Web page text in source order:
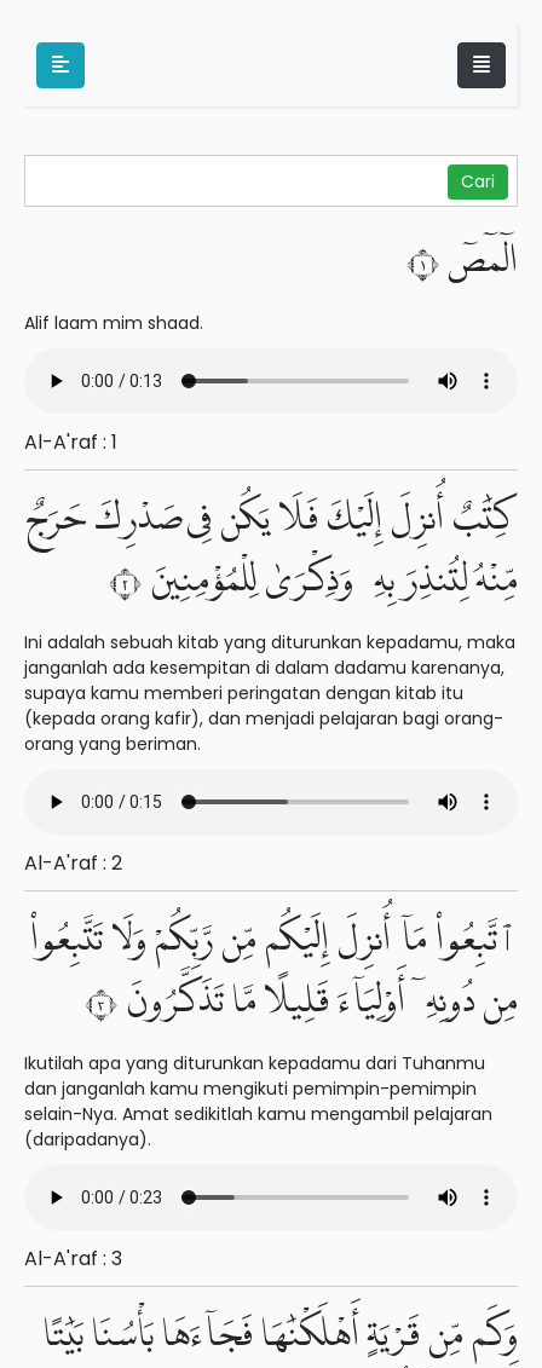
الٓمٓصٓ ١
Alif laam mim shaad.
Al-A'raf : 1
كِتَٰبٌ أُنزِلَ إِلَيْكَ فَلَا يَكُن فِى صَدْرِكَ حَرَجٌ
مِّنْهُ لِتُنذِرَ بِهِۦ وَذِكْرَىٰ لِلْمُؤْمِنِينَ ٢
Ini adalah sebuah kitab yang diturunkan kepadamu, maka
janganlah ada kesempitan di dalam dadamu karenanya,
supaya kamu memberi peringatan dengan kitab itu
(kepada orang kafir), dan menjadi pelajaran bagi orang-
orang yang beriman.
Al-A'raf : 2
ٱتَّبِعُوا۟ مَآ أُنزِلَ إِلَيْكُم مِّن رَّبِّكُمْ وَلَا تَتَّبِعُوا۟
مِن دُونِهِۦٓ أَوْلِيَآءَ قَلِيلًا مَّا تَذَكَّرُونَ ٣
Ikutilah apa yang diturunkan kepadamu dari Tuhanmu
dan janganlah kamu mengikuti pemimpin-pemimpin
selain-Nya. Amat sedikitlah kamu mengambil pelajaran
(daripadanya).
Al-A'raf : 3
وَكَم مِّن قَرْيَةٍ أَهْلَكْنَٰهَا فَجَآءَهَا بَأْسُنَا بَيَٰتًا